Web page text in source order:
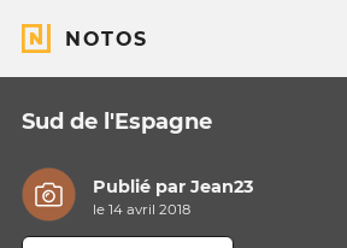
NOTOS
Sud de l'Espagne
Publié parJean23
le 14 avril 2018